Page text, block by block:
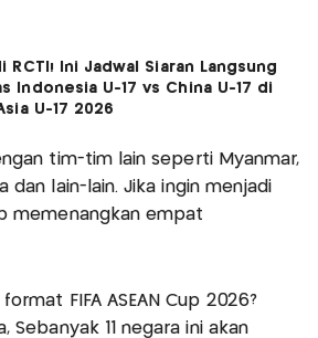
RCTI! Ini Jadwal Siaran Langsung
Indonesia U-17 vs China U-17 di
U-17 2026
tim-tim lain seperti Myanmar,
dan lain-lain. Jika ingin menjadi
memenangkan empat
FIFA ASEAN Cup 2026?
Sebanyak 11 negara ini akan